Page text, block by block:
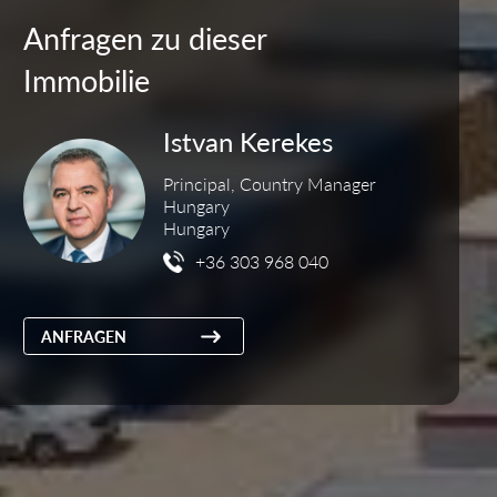
Anfragen zu dieser
Immobilie
Istvan Kerekes
Principal, Country Manager
Hungary
Hungary
+36 303 968 040
ANFRAGEN